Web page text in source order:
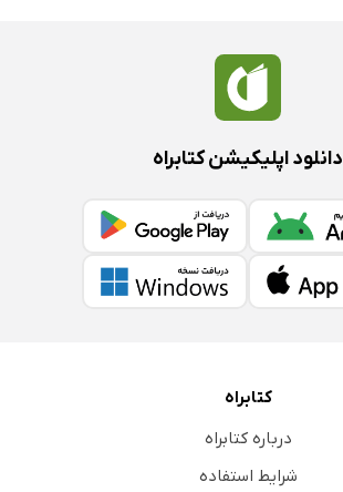
دانلود اپلیکیشن کتابراه
کتابراه
درباره کتابراه
شرایط استفاده